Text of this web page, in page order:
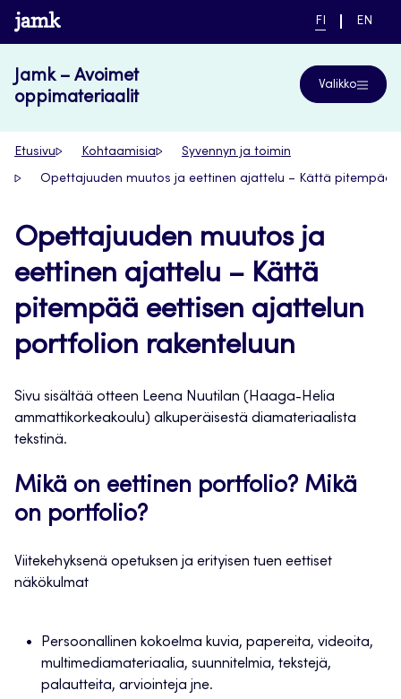
Siirry
suoraan
www.jamk.fi
NYKYINEN
FI
VAIHDA
EN
Jamk – Avoimet
oppimateriaalit
Valikko
Etusivu Kohtaamisia Syvennyn ja toimin
Opettajuuden muutos ja eettinen ajattelu – Kättä pitempää
Opettajuuden muutos ja
eettinen ajattelu – Kättä
pitempää eettisen ajattelun
portfolion rakenteluun
Sivu sisältää otteen Leena Nuutilan (Haaga-Helia
ammattikorkeakoulu) alkuperäisestä diamateriaalista
tekstinä.
Mikä on eettinen portfolio? Mikä
on portfolio?
Viitekehyksenä opetuksen ja erityisen tuen eettiset
näkökulmat
Persoonallinen kokoelma kuvia, papereita, videoita,
multimediamateriaalia, suunnitelmia, tekstejä,
palautteita, arviointeja jne.